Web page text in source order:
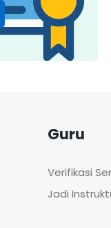
Guru
Verifikasi
Jadi